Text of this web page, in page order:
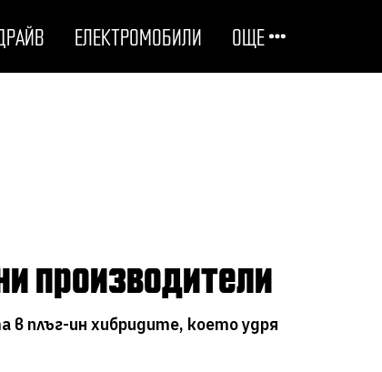
ОЩЕ
ЕЛЕКТРОМОБИЛИ
производители
в плъг-ин хибридите, което удря